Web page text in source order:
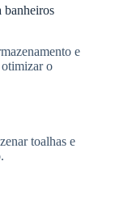
banheiros
e
otimizar o
toalhas e